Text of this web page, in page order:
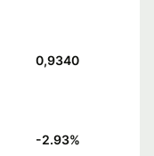
0,9340
-2.93%